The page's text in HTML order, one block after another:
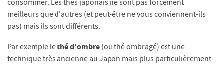
consommer. Les thés japonais ne sont pas forcément
meilleurs que d'autres (et peut-être ne vous conviennent-ils
pas) mais ils sont différents.
Par exemple lethé d'ombre (ou thé ombragé) est une
technique très ancienne au Japon mais plus particulièrement